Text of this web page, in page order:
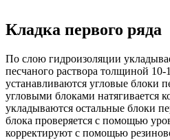
Кладка первого ряда
По слою гидроизоляции
песчаного раствора толщиной
устанавливаются угловые блоки
угловыми блоками натягивается
укладываются остальные блоки
блока проверяется с помощью
корректируют с помощью